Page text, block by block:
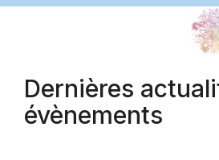
Dernières
évènements